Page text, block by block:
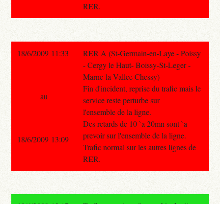
RER.
18/6/2009 11:33
RER A (St-Germain-en-Laye - Poissy
- Cergy le Haut- Boissy-St-Leger -
Marne-la-Vallee Chessy)
Fin d'incident, reprise du trafic mais le
service reste perturbe sur
l'ensemble de la ligne.
Des retards de 10 `a 20mn sont `a
prevoir sur l'ensemble de la ligne.
Trafic normal sur les autres lignes de
RER.
au
18/6/2009 13:09